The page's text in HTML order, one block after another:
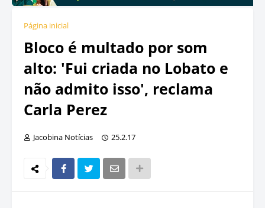
Página inicial
Bloco é multado por som
alto: 'Fui criada no Lobato e
não admito isso', reclama
Carla Perez
Jacobina Notícias 25.2.17